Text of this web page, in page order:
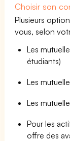
Choisir son
Plusieurs
vous, selon
Les
étudiants)
Les
Les
Pour les
offre des